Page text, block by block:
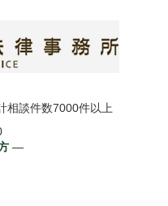
相談件数7000件以上
―